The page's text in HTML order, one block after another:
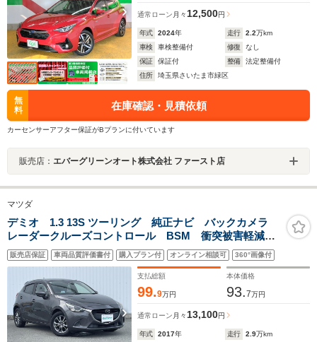
通常ローン 月々12,500円
年式 2024年 走行 2.2万km
車検
車検整備付 修復
なし
保証
保証付 整備
法定整備付
住所
埼玉県さいたま市緑区
無
料
在庫確認・見積依頼
カーセンサーアフター保証がBプランに付いています
販売店： エバーグリーンオート株式会社 ファースト店
マツダ
デミオ 1.3 13S ツーリング 純正ナビ バックカメラ
レーダークルーズコントロール BSM 衝突被害軽減シ
ステム LDA アイドリングストップ コーナーセンサ
ー ETC HUD シートヒーター ステアリングスイッ
チ LEDヘッド
販売店保証 車両品質評価書付 購入プラン付 オンライン相談可 360°画像付
支払総額
99.9万円
本体価格
93.7万円
通常ローン 月々13,100円
年式 2017年 走行 2.9万km